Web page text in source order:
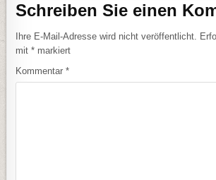
Schreiben Sie einen
Ihre E-Mail-Adresse wird nicht veröffentlicht.
mit* markiert
Kommentar*